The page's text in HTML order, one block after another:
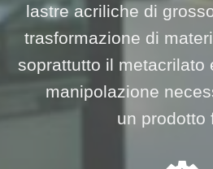
lastre acriliche di
trasformazione di
soprattutto il metacrilato
manipolazione
un prodotto